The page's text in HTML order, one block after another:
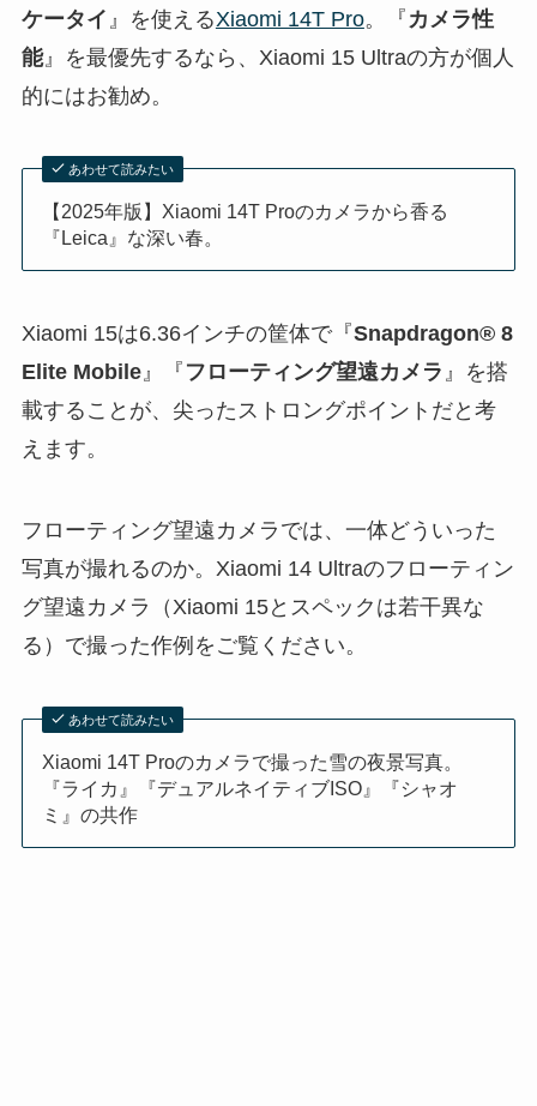
ケータイ 』を使えるXiaomi 14T Pro。『 カメラ性
能』を最優先するなら、Xiaomi 15 Ultraの方が個人
的にはお勧め。
あわせて読みたい
【2025年版】Xiaomi 14T Proのカメラから香る
『Leica』な深い春。
Xiaomi 15は6.36インチの筐体で『Snapdragon® 8
Elite Mobile』『 フローティング望遠カメラ 』を搭
載することが、尖ったストロングポイントだと考
えます。
フローティング望遠カメラでは、一体どういった
写真が撮れるのか。Xiaomi 14 Ultraのフローティン
グ望遠カメラ（Xiaomi 15とスペックは若干異な
る）で撮った作例をご覧ください。
あわせて読みたい
Xiaomi 14T Proのカメラで撮った雪の夜景写真。
『ライカ』『デュアルネイティブISO』『シャオ
ミ』の共作